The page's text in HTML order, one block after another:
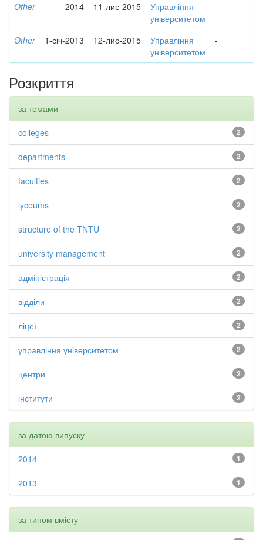
Other 2014 11-лис-2015
Управління
університетом
-
Other 1-січ-2013 12-лис-2015
Управління
університетом
-
Розкриття
за темами
2
colleges
2
departments
2
faculties
2
lyceums
2
structure of the TNTU
2
university management
2
адміністрація
2
відділи
2
ліцеї
2
управління університетом
2
центри
2
інститути
за датою випуску
1
2014
1
2013
за типом вмісту